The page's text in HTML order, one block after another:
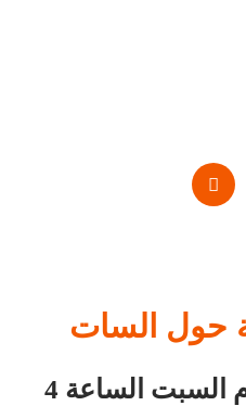
حول السات
بتاريخ 06/10/2018 يوم السبت الساعة 4